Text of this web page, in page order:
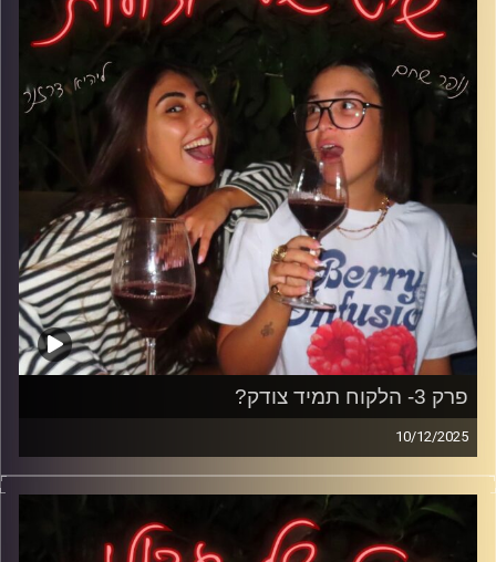
שעובד שעות נוספות גם כשאין סיבה אמיתית.
קרדיט תמונות: נופר שחם
פרק 3- הלקוח תמיד צודק?
10/12/2025
הפעם אנחנו צוללות לעולם השירות כמו שהוא באמת;
משמרות מפוצצות, לקוחות שחושבים שהכול מגיע להם,
רגעים הזויים, דייטים מביכים וטיפים שמספרים את כל האמת.